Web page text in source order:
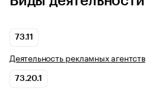
73.11
Деятельность рекламных агентств
73.20.1